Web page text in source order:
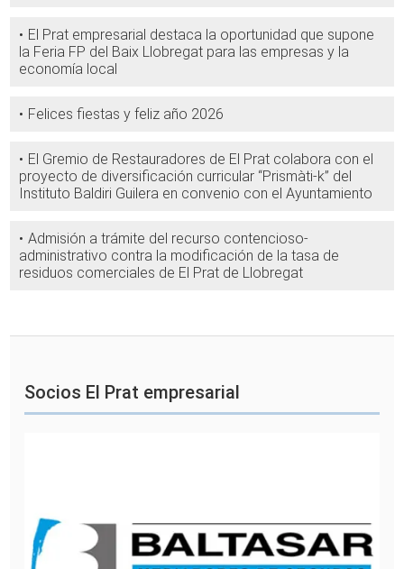
El Prat empresarial destaca la oportunidad que supone
la Feria FP del Baix Llobregat para las empresas y la
economía local
Felices fiestas y feliz año 2026
El Gremio de Restauradores de El Prat colabora con el
proyecto de diversificación curricular “Prismàti-k” del
Instituto Baldiri Guilera en convenio con el Ayuntamiento
Admisión a trámite del recurso contencioso-
administrativo contra la modificación de la tasa de
residuos comerciales de El Prat de Llobregat
Socios El Prat empresarial